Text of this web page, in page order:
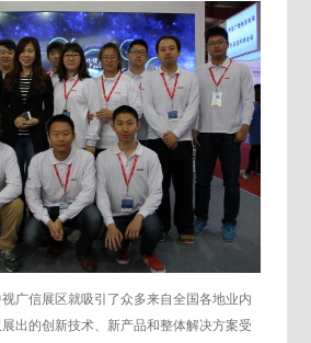
信展区就吸引了众多来自全国各地业内
出的创新技术、新产品和整体解决方案受